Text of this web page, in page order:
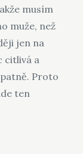
musím
muže, než
jen na
citlivá a
Proto
ten